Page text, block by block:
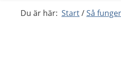
Du är här: Start Så